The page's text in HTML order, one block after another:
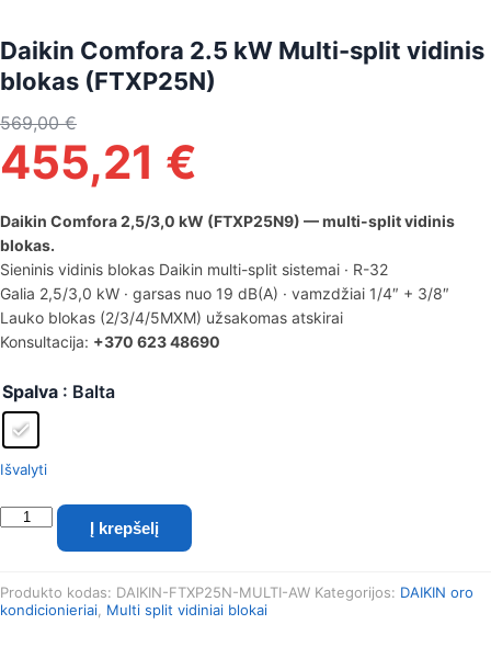
Daikin Comfora 2.5 kW Multi-split vidinis
blokas (FTXP25N)
569,00€
455,21 €
Daikin Comfora 2,5/3,0 kW (FTXP25N9) — multi-split vidinis
blokas.
Sieninis vidinis blokas Daikin multi-split sistemai · R-32
Galia 2,5/3,0 kW · garsas nuo 19 dB(A) · vamzdžiai 1/4″ + 3/8″
Lauko blokas (2/3/4/5MXM) užsakomas atskirai
Konsultacija: +370 623 48690
Spalva : Balta
Išvalyti
produkto
2.5
Į krepšelį
Produkto kodas: DAIKIN-FTXP25N-MULTI-AW Kategorijos: DAIKIN oro
kondicionieriai, Multi split vidiniai blokai